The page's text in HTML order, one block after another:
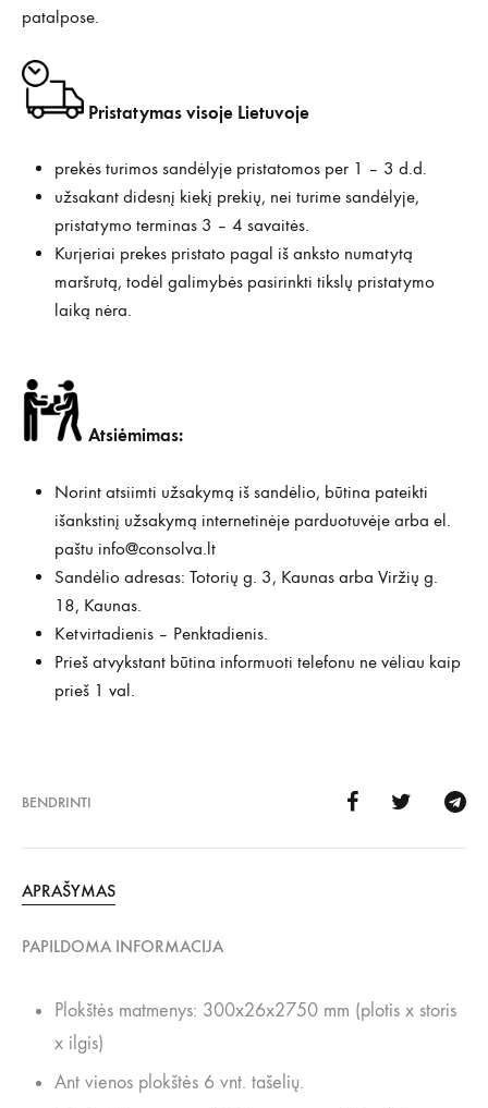
patalpose.
Pristatymas visoje Lietuvoje
prekės turimos sandėlyje pristatomos per 1 – 3 d.d.
užsakant didesnį kiekį prekių, nei turime sandėlyje,
pristatymo terminas 3 – 4 savaitės.
Kurjeriai prekes pristato pagal iš anksto numatytą
maršrutą, todėl galimybės pasirinkti tikslų pristatymo
laiką nėra.
Atsiėmimas:
Norint atsiimti užsakymą iš sandėlio, būtina pateikti
išankstinį užsakymą internetinėje parduotuvėje arba el.
paštu info@consolva.lt
Sandėlio adresas: Totorių g. 3, Kaunas arba Viržių g.
18, Kaunas.
Ketvirtadienis – Penktadienis.
Prieš atvykstant būtina informuoti telefonu ne vėliau kaip
prieš 1 val.
BENDRINTI
APRAŠYMAS
PAPILDOMA INFORMACIJA
Plokštės matmenys: 300x26x2750 mm (plotis x storis
x ilgis)
Ant vienos plokštės 6 vnt. tašelių.